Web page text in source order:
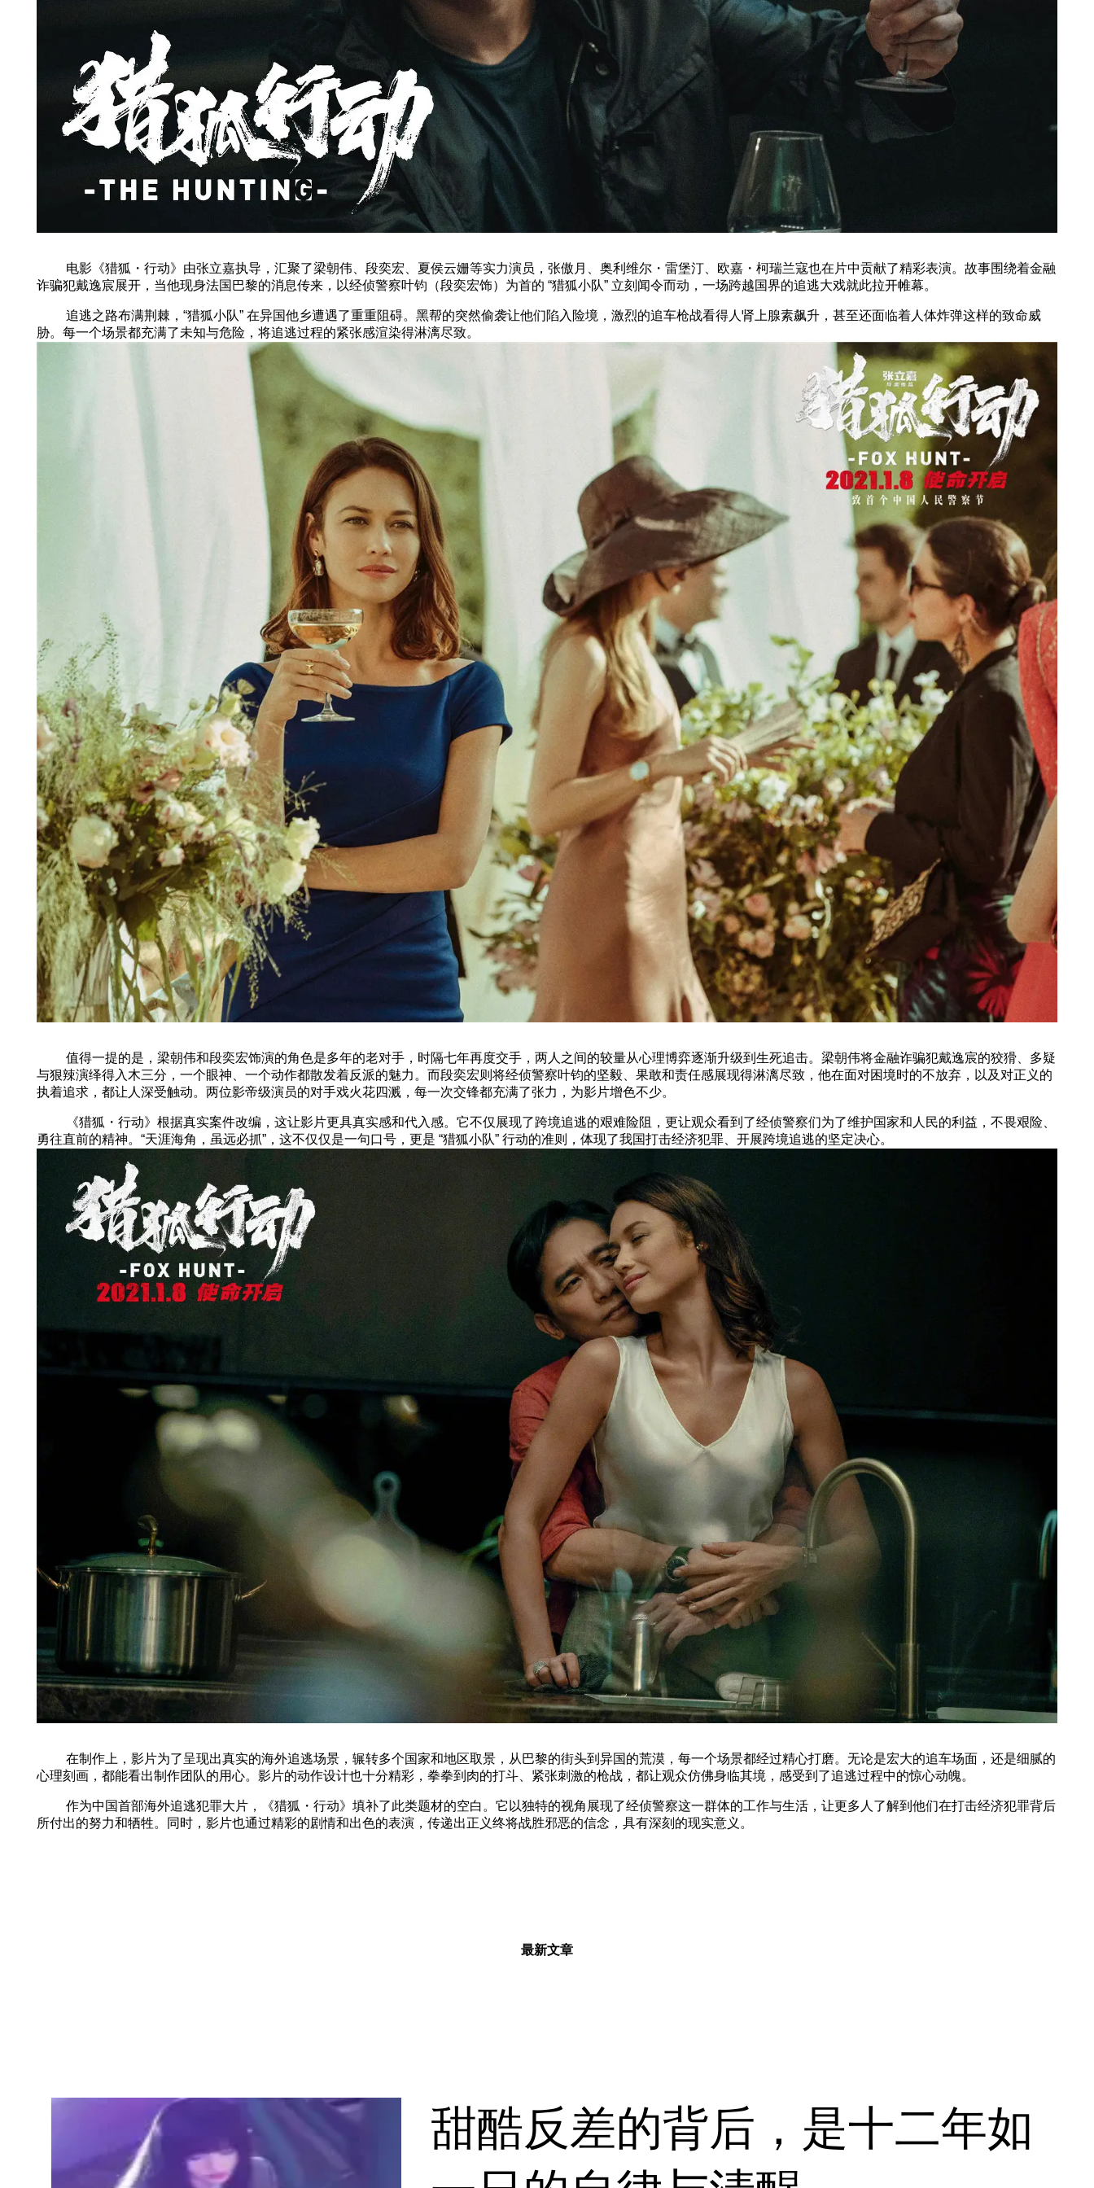
电影《猎狐・行动》由张立嘉执导，汇聚了梁朝伟、段奕宏、夏侯云姗等实力演员，张傲月、奥利维尔・雷堡汀、欧嘉・柯瑞兰寇也在片中贡献了精彩表演。故事围绕着金融
诈骗犯戴逸宸展开，当他现身法国巴黎的消息传来，以经侦警察叶钧（段奕宏饰）为首的 “猎狐小队” 立刻闻令而动，一场跨越国界的追逃大戏就此拉开帷幕。
追逃之路布满荆棘，“猎狐小队” 在异国他乡遭遇了重重阻碍。黑帮的突然偷袭让他们陷入险境，激烈的追车枪战看得人肾上腺素飙升，甚至还面临着人体炸弹这样的致命威
胁。每一个场景都充满了未知与危险，将追逃过程的紧张感渲染得淋漓尽致。
值得一提的是，梁朝伟和段奕宏饰演的角色是多年的老对手，时隔七年再度交手，两人之间的较量从心理博弈逐渐升级到生死追击。梁朝伟将金融诈骗犯戴逸宸的狡猾、多疑
与狠辣演绎得入木三分，一个眼神、一个动作都散发着反派的魅力。而段奕宏则将经侦警察叶钧的坚毅、果敢和责任感展现得淋漓尽致，他在面对困境时的不放弃，以及对正义的
执着追求，都让人深受触动。两位影帝级演员的对手戏火花四溅，每一次交锋都充满了张力，为影片增色不少。
《猎狐・行动》根据真实案件改编，这让影片更具真实感和代入感。它不仅展现了跨境追逃的艰难险阻，更让观众看到了经侦警察们为了维护国家和人民的利益，不畏艰险、
勇往直前的精神。“天涯海角，虽远必抓”，这不仅仅是一句口号，更是 “猎狐小队” 行动的准则，体现了我国打击经济犯罪、开展跨境追逃的坚定决心。
在制作上，影片为了呈现出真实的海外追逃场景，辗转多个国家和地区取景，从巴黎的街头到异国的荒漠，每一个场景都经过精心打磨。无论是宏大的追车场面，还是细腻的
心理刻画，都能看出制作团队的用心。影片的动作设计也十分精彩，拳拳到肉的打斗、紧张刺激的枪战，都让观众仿佛身临其境，感受到了追逃过程中的惊心动魄。
作为中国首部海外追逃犯罪大片，《猎狐・行动》填补了此类题材的空白。它以独特的视角展现了经侦警察这一群体的工作与生活，让更多人了解到他们在打击经济犯罪背后
所付出的努力和牺牲。同时，影片也通过精彩的剧情和出色的表演，传递出正义终将战胜邪恶的信念，具有深刻的现实意义。
最新文章
甜酷反差的背后，是十二年如